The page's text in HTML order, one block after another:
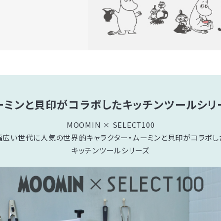
ミンと貝印がコラボしたキッチンツールシリ
MOOMIN × SELECT100
広い世代に人気の世界的キャラクター・ムーミンと貝印がコラボし
キッチンツールシリーズ